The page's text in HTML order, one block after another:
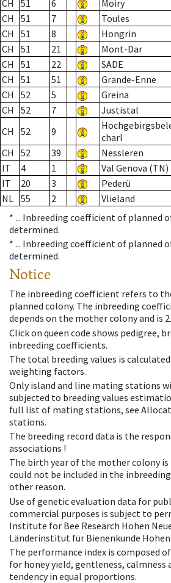
CH 51 6 Moiry
CH
51 7 Toules
CH
51 8 Hongrin
CH
51 21 Mont-Dar
CH
51 22 SADE
CH
51 51 Grande-Enne
CH
52 5 Greina
CH
52 7 Justistal
CH
52 9
charl
CH
52 39 Nessleren
IT
4 1 Val Genova (TN)
IT
20 3 Pederü
NL 55 2 Vlieland
* ... Inbreeding coefficient of planned
determined.
* ... Inbreeding coefficient of planned
determined.
Notice
The inbreeding coefficient refers to
planned colony. The inbreeding
depends on the mother colony and is
Click on queen code shows pedigree,
inbreeding coefficients.
The total breeding values is
weighting factors.
Only island and line mating stations
subjected to breeding values
full list of mating stations, see
stations.
The breeding record data is the
associations !
The birth year of the mother colony
could not be included in the
other reason.
Use of genetic evaluation data for
commercial purposes is subject to
Institute for Bee Research Hohen
Länderinstitut für Bienenkunde Hohen
The performance index is composed
for honey yield, gentleness, calmness
tendency in equal proportions.